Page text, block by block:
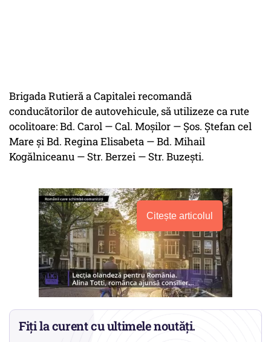
Brigada Rutieră a Capitalei recomandă
conducătorilor de autovehicule, să utilizeze ca rute
ocolitoare: Bd. Carol — Cal. Moșilor — Șos. Ștefan cel
Mare și Bd. Regina Elisabeta — Bd. Mihail
Kogălniceanu — Str. Berzei — Str. Buzești.
Citește articolul
Fiți la curent cu ultimele noutăți.